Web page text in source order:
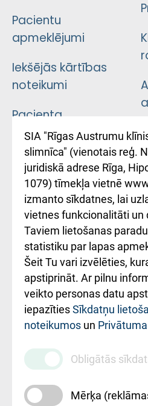
Pacientu
apmeklējumi
Iekšējās kārtības
noteikumi
Pacienta
atsauksmju/sūdzību
iesniegšanas
kārtība
Kā pie mums nokļūt
Rēķinu apmaksas
ceļvedis
Rekvizīti un
ārstniecības
iestādes kods
010000234
Maksas
pakalpojumu
cenrādis
SIA "Rīgas Austrumu
slimnīca" (vienotais reģ.
juridiskā adrese Rīga,
1079) tīmekļa vietnē
izmanto sīkdatnes, lai
vietnes funkcionalitāti un
Taviem lietošanas
statistiku par lapas
Šeit Tu vari izvēlēties,
apstiprināt. Ar pilnu
veikto personas datu
iepazītiesSīkdatņu
noteikumos un
Obligātās
Mērķa